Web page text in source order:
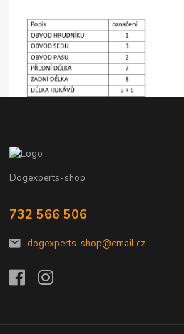
Dogexperts-shop
732 566 506
dogexperts-shop@email.cz